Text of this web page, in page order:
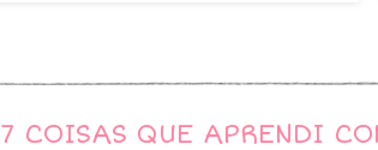
7 COISAS QUE APRENDI